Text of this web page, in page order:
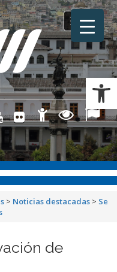
Toggle
> Noticias destacadas > Se
de